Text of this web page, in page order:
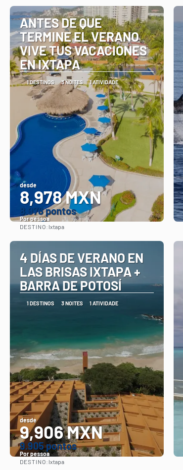
ANTES DE QUE
TERMINE EL VERANO
VIVE TUS VACACIONES
EN IXTAPA
1 DESTINOS 3 NOITES 1 ATIVIDADE
desde
8,978 MXN
8.978 pontos
Por pessoa
DESTINO: Ixtapa
4 DÍAS DE VERANO EN
LAS BRISAS IXTAPA +
BARRA DE POTOSÍ
1 DESTINOS 3 NOITES 1 ATIVIDADE
desde
9,906 MXN
9.905 pontos
Por pessoa
DESTINO: Ixtapa